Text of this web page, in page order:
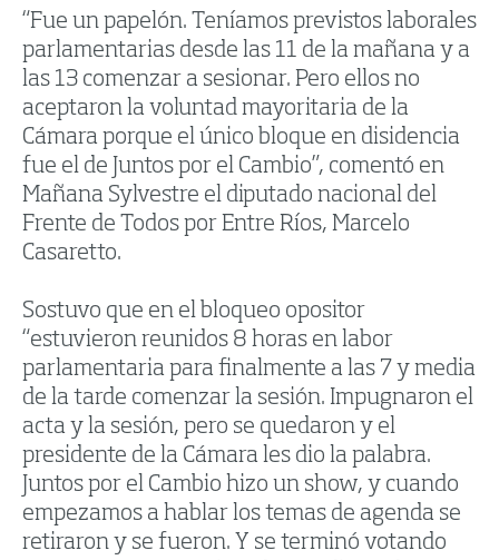
“Fue un papelón. Teníamos previstos laborales
parlamentarias desde las 11 de la mañana y a
las 13 comenzar a sesionar. Pero ellos no
aceptaron la voluntad mayoritaria de la
Cámara porque el único bloque en disidencia
fue el de Juntos por el Cambio”, comentó en
Mañana Sylvestre el diputado nacional del
Frente de Todos por Entre Ríos, Marcelo
Casaretto.
Sostuvo que en el bloqueo opositor
“estuvieron reunidos 8 horas en labor
parlamentaria para finalmente a las 7 y media
de la tarde comenzar la sesión. Impugnaron el
acta y la sesión, pero se quedaron y el
presidente de la Cámara les dio la palabra.
Juntos por el Cambio hizo un show, y cuando
empezamos a hablar los temas de agenda se
retiraron y se fueron. Y se terminó votando